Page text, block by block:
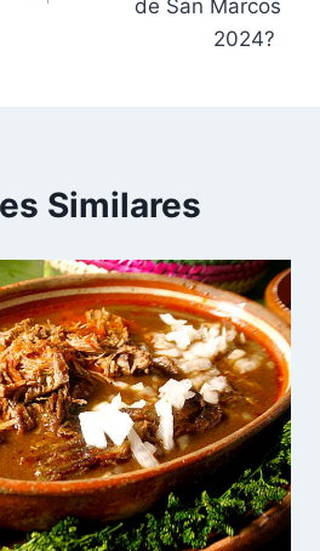
de San Marcos
2024?
Similares